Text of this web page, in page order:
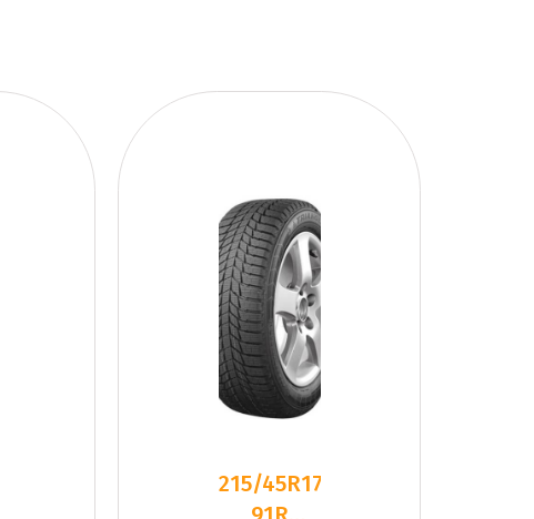
215/45R17